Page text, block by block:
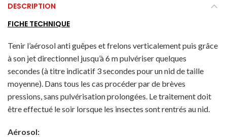
DESCRIPTION
FICHE TECHNIQUE
Tenir l’aérosol anti guêpes et frelons verticalement puis grâce
à son jet directionnel jusqu’à 6 m pulvériser quelques
secondes (à titre indicatif 3 secondes pour un nid de taille
moyenne). Dans tous les cas procéder par de brèves
pressions, sans pulvérisation prolongées. Le traitement doit
être effectué le soir lorsque les insectes sont rentrés au nid.
Aérosol: